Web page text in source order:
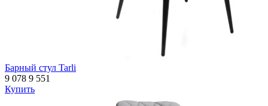
Барный стул Tarli
9 078 9 551
Купить